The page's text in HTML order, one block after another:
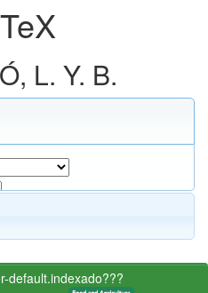
L. Y. B.
default.indexado???